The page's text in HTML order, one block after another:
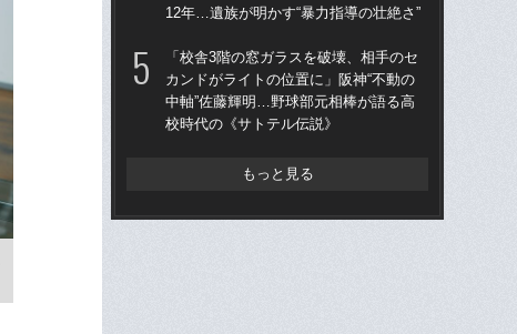
12年…遺族が明かす“暴力指導の壮絶さ”
「校舎3階の窓ガラスを破壊、相手のセ
カンドがライトの位置に」阪神“不動の
中軸”佐藤輝明…野球部元相棒が語る高
校時代の《サトテル伝説》
もっと見る